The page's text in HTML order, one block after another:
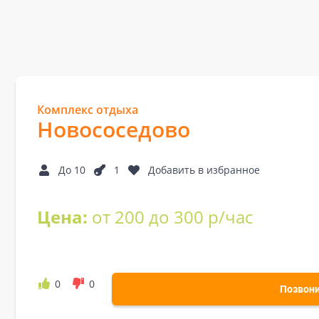
Комплекс отдыха
Новососедово
До 10 1 Добавить в избранное
Цена: от 200 до 300 р/час
0 0